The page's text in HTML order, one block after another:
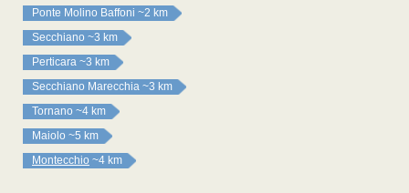
Ponte Molino Baffoni ~2 km
Secchiano ~3 km
Perticara ~3 km
Secchiano Marecchia ~3 km
Tornano ~4 km
Maiolo ~5 km
Montecchio ~4 km